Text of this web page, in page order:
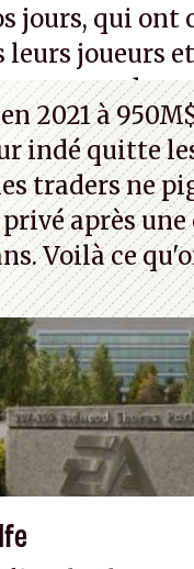
jours, qui
leurs joueurs
guerre des
2021 à
indé quitte
traders ne
après une
Voilà ce